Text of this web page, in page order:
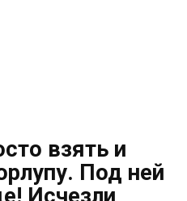
взять и
Под ней